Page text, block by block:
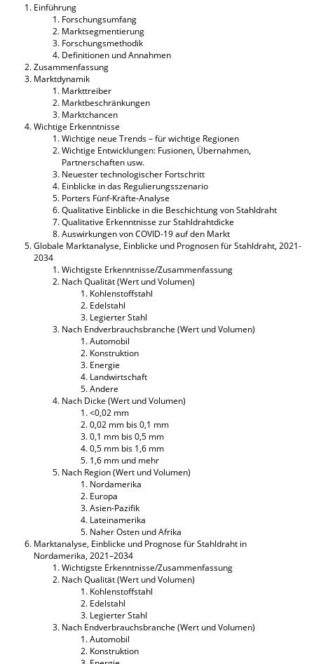
Einführung
Forschungsumfang
Marktsegmentierung
Forschungsmethodik
Definitionen und Annahmen
Zusammenfassung
Marktdynamik
Markttreiber
Marktbeschränkungen
Marktchancen
Wichtige Erkenntnisse
Wichtige neue Trends – für wichtige Regionen
Wichtige Entwicklungen: Fusionen, Übernahmen,
Partnerschaften usw.
Neuester technologischer Fortschritt
Einblicke in das Regulierungsszenario
Porters Fünf-Kräfte-Analyse
Qualitative Einblicke in die Beschichtung von Stahldraht
Qualitative Erkenntnisse zur Stahldrahtdicke
Auswirkungen von COVID-19 auf den Markt
Globale Marktanalyse, Einblicke und Prognosen für Stahldraht, 2021-
2034
Wichtigste Erkenntnisse/Zusammenfassung
Nach Qualität (Wert und Volumen)
Kohlenstoffstahl
Edelstahl
Legierter Stahl
Nach Endverbrauchsbranche (Wert und Volumen)
Automobil
Konstruktion
Energie
Landwirtschaft
Andere
Nach Dicke (Wert und Volumen)
<0,02 mm
0,02 mm bis 0,1 mm
0,1 mm bis 0,5 mm
0,5 mm bis 1,6 mm
1,6 mm und mehr
Nach Region (Wert und Volumen)
Nordamerika
Europa
Asien-Pazifik
Lateinamerika
Naher Osten und Afrika
Marktanalyse, Einblicke und Prognose für Stahldraht in
Nordamerika, 2021–2034
Wichtigste Erkenntnisse/Zusammenfassung
Nach Qualität (Wert und Volumen)
Kohlenstoffstahl
Edelstahl
Legierter Stahl
Nach Endverbrauchsbranche (Wert und Volumen)
Automobil
Konstruktion